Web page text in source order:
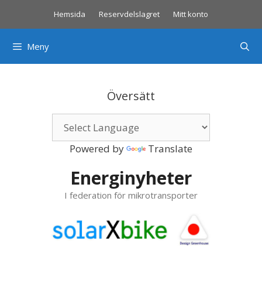
Hemsida Reservdelslagret Mitt konto
Meny
Översätt
Powered by Translate
Energinyheter
I federation för mikrotransporter